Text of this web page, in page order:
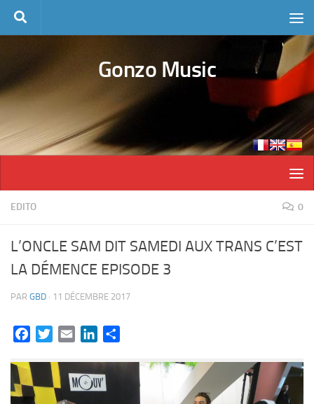
Skip to content
Gonzo Music
EDITO 0
L’ONCLE SAM DIT SAMEDI AUX TRANS C’EST
LA DÉMENCE EPISODE 3
PAR GBD · 11 DÉCEMBRE 2017
FacebookTwitterEmail LinkedIn